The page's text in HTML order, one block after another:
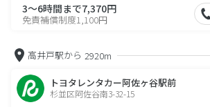
3～6時間まで7,370円
免責補償制度1,100円
高井戸駅から 2920m
トヨタレンタカー阿佐ヶ谷駅前
杉並区阿佐谷南3-32-15